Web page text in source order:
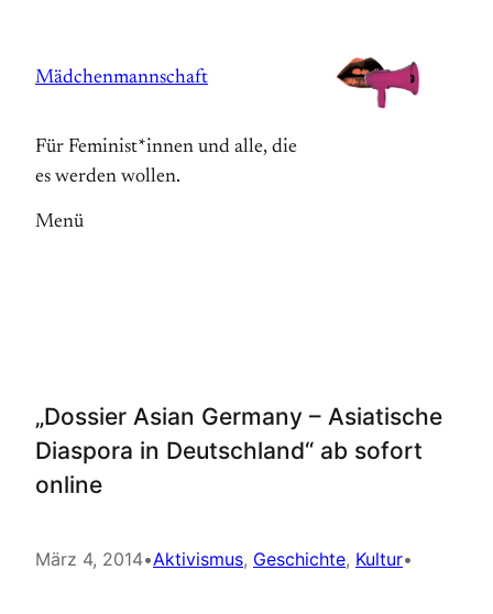
springen
Mädchenmannschaft
Für Feminist*innen und alle, die
es werden wollen.
Menü
„Dossier Asian Germany – Asiatische
Diaspora in Deutschland“ ab sofort
online
März 4, 2014•Aktivismus, Geschichte, Kultur•